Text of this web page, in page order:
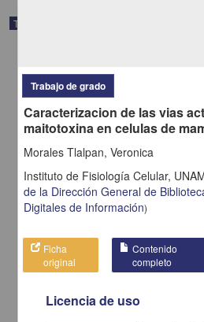
Trabajo de grado
Clonacion y caracterizacion del promotor
betaglicano, el receptor III del TGF-beta
Trabajo de grado
Caracterizacion de las vias
maitotoxina en celulas de
Morales Tlalpan, Veronica
Instituto de Fisiología Celular,
de la Dirección General de
Digitales de Información)
Ficha
original
Contenido
completo
Licencia de uso